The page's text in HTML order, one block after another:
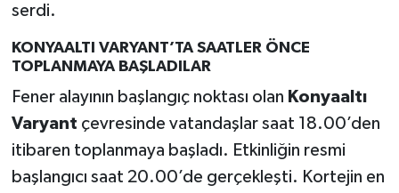
serdi.
KONYAALTI VARYANT’TA SAATLER ÖNCE
TOPLANMAYA BAŞLADILAR
Fener alayının başlangıç noktası olan Konyaaltı
Varyant çevresinde vatandaşlar saat 18.00’den
itibaren toplanmaya başladı. Etkinliğin resmi
başlangıcı saat 20.00’de gerçekleşti. Kortejin en